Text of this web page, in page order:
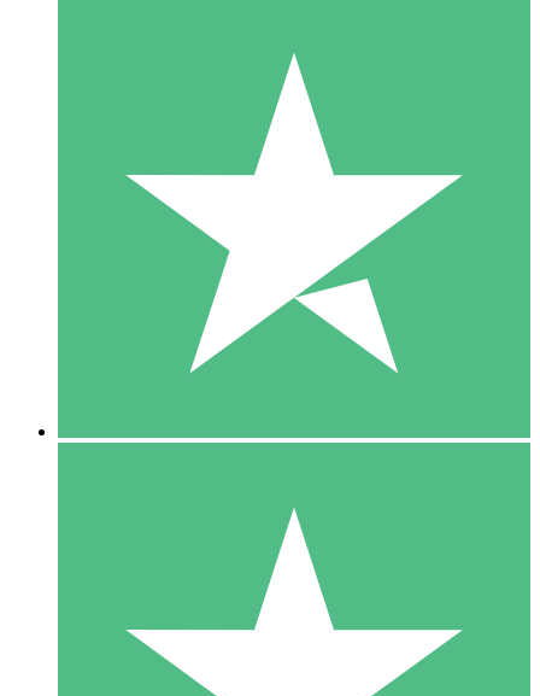
Pacchetti di Crediti Individuali
Paga a consumo con crediti di download. Nessun impegno
1 Download
10
US$1500
10 Download
20